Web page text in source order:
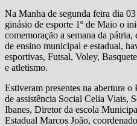
Na Manha de segunda feira dia
ginásio de esporte 1º de Maio o
comemoração a semana da
de ensino municipal e estadual,
esportivas, Futsal, Voley,
e atletismo.
Estiveram presentes na abertura
de assistência Social Celia Viais,
Ibanes, Diretor da escola
Estadual Marcos João,